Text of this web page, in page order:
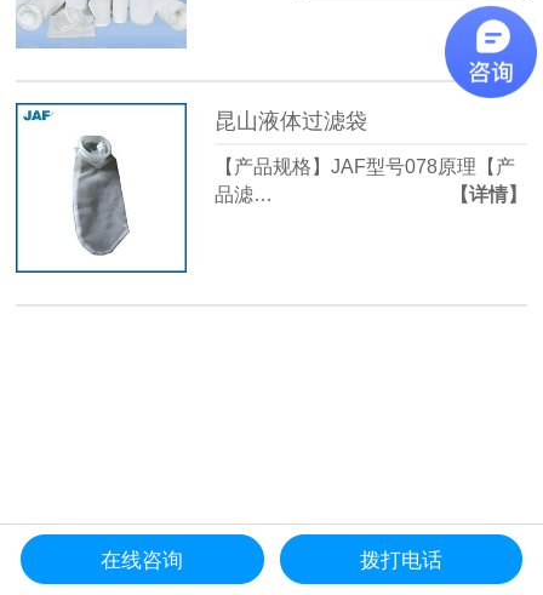
昆山液体过滤袋
【产品规格】JAF型号078原理【产
品滤…
【详情】
更多产品导航
在线咨询 拨打电话